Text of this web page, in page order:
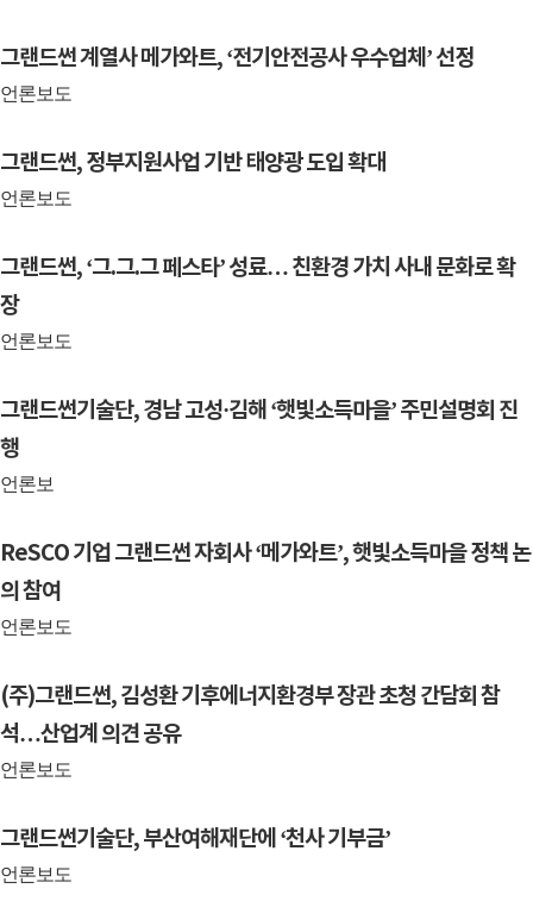
그랜드썬 계열사 메가와트, ‘전기안전공사 우수업체’ 선정
언론보도
그랜드썬, 정부지원사업 기반 태양광 도입 확대
언론보도
그랜드썬, ‘그.그.그 페스타’ 성료… 친환경 가치 사내 문화로 확
장
언론보도
그랜드썬기술단, 경남 고성·김해 ‘햇빛소득마을’ 주민설명회 진
행
언론보
ReSCO 기업 그랜드썬 자회사 ‘메가와트’, 햇빛소득마을 정책 논
의 참여
언론보도
(주)그랜드썬, 김성환 기후에너지환경부 장관 초청 간담회 참
석…산업계 의견 공유
언론보도
그랜드썬기술단, 부산여해재단에 ‘천사 기부금’
언론보도